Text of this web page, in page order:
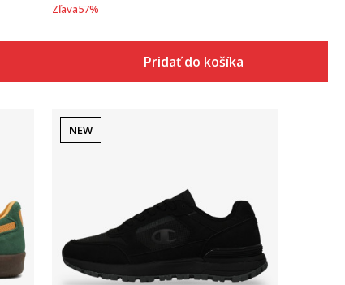
Zľava57%
Pridať do košíka
Porovnaj
NEW